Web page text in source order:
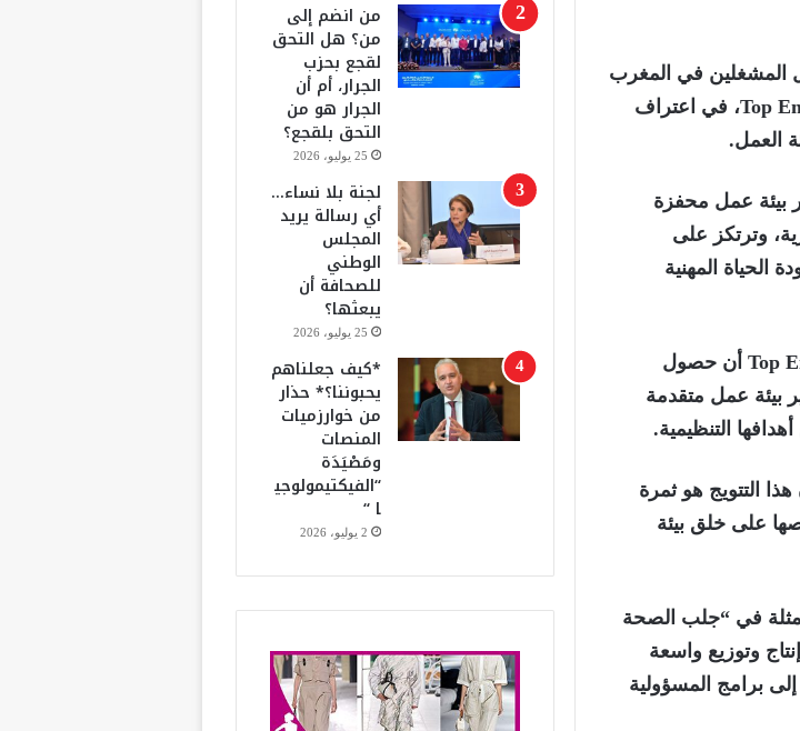
في المغرب
Top، في اعتراف
العمل.
بيئة عمل محفزة
وترتكز على
الحياة المهنية
وفي تصريح له، أكد الرئيس التنفيذي لمعهد Top Employers أن حصول
بيئة عمل متقدمة
التنظيمية.
التتويج هو ثمرة
على خلق بيئة
في “جلب الصحة
وتوزيع واسعة
برامج المسؤولية
من انضم إلى
من؟ هل التحق
لقجع بحزب
الجرار، أم أن
الجرار هو من
التحق بلقجع؟
25 يوليو، 2026
لجنة بلا نساء…
أي رسالة يريد
المجلس
الوطني
للصحافة أن
يبعثها؟
25 يوليو، 2026
*كيف جعلناهم
يحبوننا؟* حذار
من خوارزميات
المنصات
ومَصْيَدَة
“الفيكتيمولوجي
ا “
2 يوليو، 2026